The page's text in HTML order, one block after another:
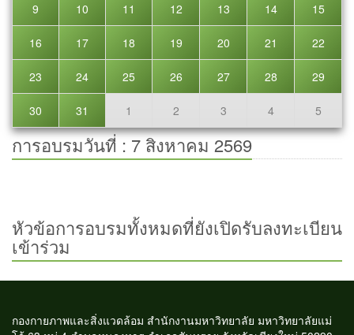
9 10 11 12 13 14 15
16 17 18 19 20 21 22
23 24 25 26 27 28 29
30 31 1 2 3 4 5
การอบรมวันที่ : 7 สิงหาคม 2569
หัวข้อการอบรมทั้งหมดที่ยังเปิดรับลงทะเบียน
เข้าร่วม
กองกายภาพและสิ่งแวดล้อม สำนักงานมหาวิทยาลัย มหาวิทยาลัยแม่